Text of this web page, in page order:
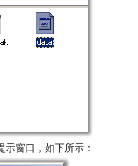
窗口，如下所示：